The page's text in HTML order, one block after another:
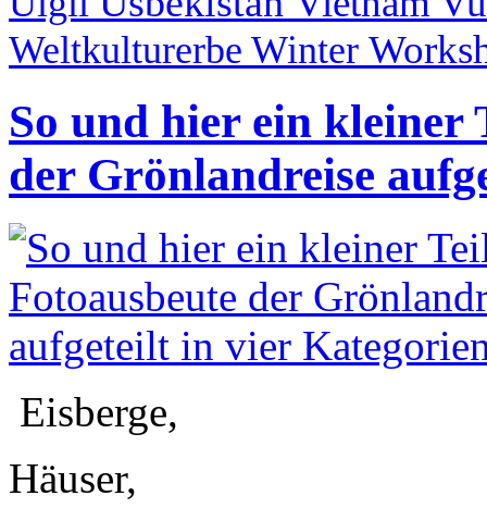
Weltkulturerbe Winter
So und hier ein kleiner
der Grönlandreise
Eisberge,
Häuser,